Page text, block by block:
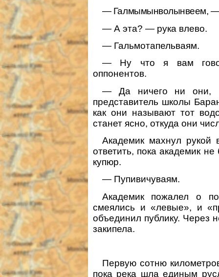
— Галмымынволынвеем, —
— А эта? — рука влево.
— Гальмотапельваям.
— Ну что я вам
оппонентов.
— Да ничего ни они,
представитель школы
как они называют тот
станет ясно, откуда они
Академик махнул
ответить, пока академик
купюр.
— Пупивичуваям.
Академик пожалел о
смеялись и «левые», и
объединил публику. Через
закипела.
Первую сотню
пока река шла единым